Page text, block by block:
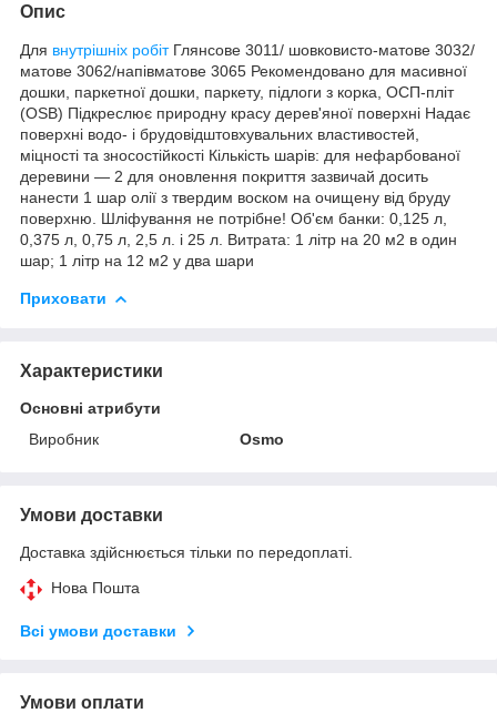
Опис
Для внутрішніх робітГлянсове 3011/ шовковисто-матове 3032/
матове 3062/напівматове 3065 Рекомендовано для масивної
дошки, паркетної дошки, паркету, підлоги з корка, ОСП-пліт
(OSB) Підкреслює природну красу дерев'яної поверхні Надає
поверхні водо- і брудовідштовхувальних властивостей,
міцності та зносостійкості Кількість шарів: для нефарбованої
деревини — 2 для оновлення покриття зазвичай досить
нанести 1 шар олії з твердим воском на очищену від бруду
поверхню. Шліфування не потрібне! Об'єм банки: 0,125 л,
0,375 л, 0,75 л, 2,5 л. і 25 л. Витрата: 1 літр на 20 м2 в один
шар; 1 літр на 12 м2 у два шари
Приховати
Характеристики
Основні атрибути
Виробник
Osmo
Умови доставки
Доставка здійснюється тільки по передоплаті.
Нова Пошта
Всі умови доставки
Умови оплати